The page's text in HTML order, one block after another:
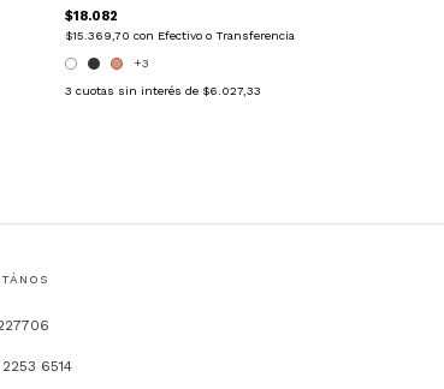
$18.082
$15.369,70con Efectivo o Transferencia
+3
3 cuotas sin interés de $6.027,33
2253 6514